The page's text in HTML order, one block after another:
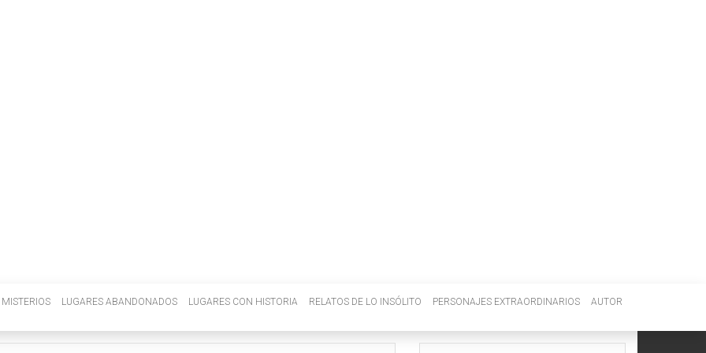
MISTERIOS LUGARES ABANDONADOS LUGARES CON HISTORIA RELATOS DE LO INSÓLITO PERSONAJES EXTRAORDINARIOS AUTOR